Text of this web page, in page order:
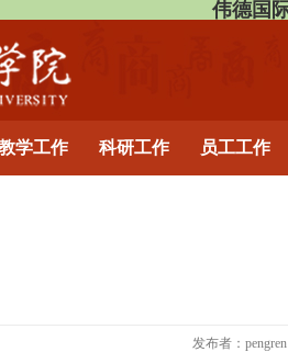
伟德国
学工作 科研工作 员工工作
发布者：pengren